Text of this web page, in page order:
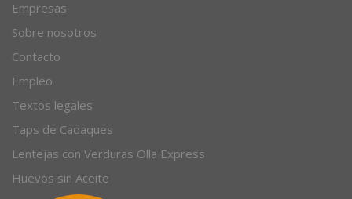
Autores
Empresas
Sobre nosotros
Contacto
Empleo
Textos legales
Taps de Cadaques
Lentejas con Verduras Olla Express